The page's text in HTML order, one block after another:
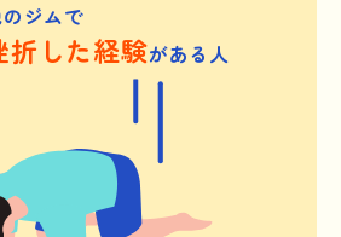
ジムで
折した経験がある人